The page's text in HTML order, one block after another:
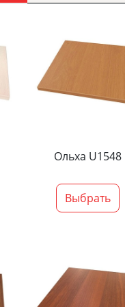
Ольха U1548
Выбрать